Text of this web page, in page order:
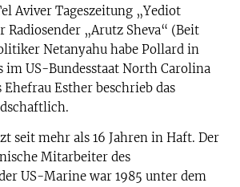
Aviver Tageszeitung „Yediot
Radiosender „Arutz Sheva“ (Beit
Netanyahu habe Pollard in
im US-Bundesstaat North Carolina
Esther beschrieb das
seit mehr als 16 Jahren in Haft. Der
Mitarbeiter des
US-Marine war 1985 unter dem